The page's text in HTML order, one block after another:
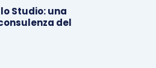
Studio: una
del